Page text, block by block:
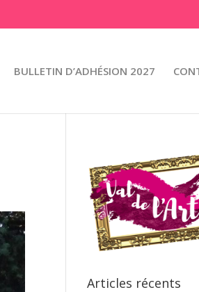
BULLETIN D’ADHÉSION 2027
Articles récents